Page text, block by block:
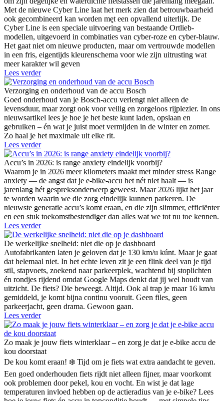
Met de nieuwe Cyber Line laat het merk zien dat betrouwbaarheid
ook gecombineerd kan worden męt een opvallend uiterlijk. De
Cyber Line is een speciale uitvoering van bestaande Ortlieb-
modellen, uitgevoerd in combinaties van cyber-roze en cyber-blauw.
Het gaat niet om nieuwe producten, maar om vertrouwde modellen
in een fris, eigentijds kleurenschema voor wie zijn uitrusting wat
meer karakter wil geven
Lees verder
Verzorging en onderhoud van de accu Bosch
Goed onderhoud van je Bosch-accu verlengt niet alleen de
levensduur, maar zorgt ook voor veilig en zorgeloos rijplezier. In ons
nieuwsartikel lees je hoe je het beste kunt laden, opslaan en
gebruiken – én wat je juist moet vermijden in de winter en zomer.
Zo haal je het maximale uit elke rit.
Lees verder
Accu’s in 2026: is range anxiety eindelijk voorbij?
Waarom je in 2026 meer kilometers maakt met minder stress Range
anxiety — de angst dat je e-bike-accu het nét niet haalt — is
jarenlang hét gespreksonderwerp geweest. Maar 2026 lijkt het jaar
te worden waarin we die zorg eindelijk kunnen parkeren. De
nieuwste generatie accu’s komt eraan, en die zijn slimmer, efficiënter
en een stuk toekomstbestendiger dan alles wat we tot nu toe kennen.
Lees verder
De werkelijke snelheid: niet die op je dashboard
Autofabrikanten laten je geloven dat je 130 km/u kúnt. Maar je gaat
dat helemaal niet. In het echte leven zit je een flink deel van je tijd
stil, stapvoets, zoekend naar parkeerplek, wachtend bij stoplichten
én rondjes rijdend omdat Google Maps denkt dat jij wel houdt van
uitzicht. De fiets? Die beweegt. Altijd. Ook al trap je maar 16 km/u
gemiddeld, je komt bijna continu vooruit. Geen files, geen
parkeerjacht, geen drama. Gewoon gaan.
Lees verder
Zo maak je jouw fiets winterklaar – en zorg je dat je e-bike accu de
kou doorstaat
De kou komt eraan! ❄️ Tijd om je fiets wat extra aandacht te geven.
Een goed onderhouden fiets rijdt niet alleen fijner, maar voorkomt
ook problemen door pekel, kou en vocht. En wist je dat lage
temperaturen invloed hebben op de actieradius van je e-bike? Lees